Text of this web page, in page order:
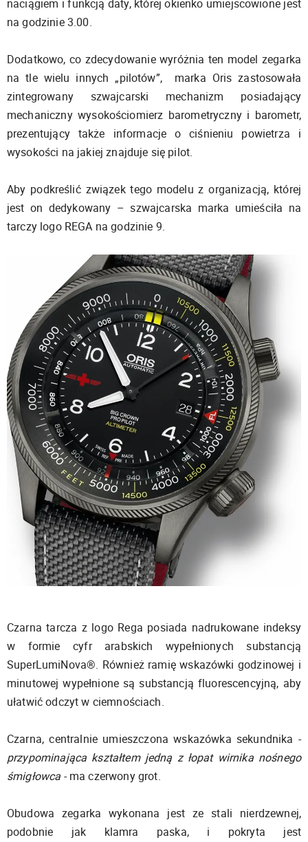
naciągiem i funkcją daty, której okienko umiejscowione jest
na godzinie 3.00.
Dodatkowo, co zdecydowanie wyróżnia ten model zegarka
na tle wielu innych „pilotów”, marka Oris zastosowała
zintegrowany szwajcarski mechanizm posiadający
mechaniczny wysokościomierz barometryczny i barometr,
prezentujący także informacje o ciśnieniu powietrza i
wysokości na jakiej znajduje się pilot.
Aby podkreślić związek tego modelu z organizacją, której
jest on dedykowany – szwajcarska marka umieściła na
tarczy logo REGA na godzinie 9.
Czarna tarcza z logo Rega posiada nadrukowane indeksy
w formie cyfr arabskich wypełnionych substancją
SuperLumiNova®. Również ramię wskazówki godzinowej i
minutowej wypełnione są substancją fluorescencyjną, aby
ułatwić odczyt w ciemnościach.
Czarna, centralnie umieszczona wskazówka sekundnika -
przypominająca kształtem jedną z łopat wirnika nośnego
śmigłowca - ma czerwony grot.
Obudowa zegarka wykonana jest ze stali nierdzewnej,
podobnie jak klamra paska, i pokryta jest